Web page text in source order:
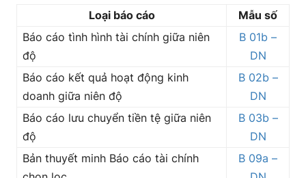
Loại báo cáo
Mẫu số
Báo cáo tình hình tài chính giữa niên
độ
B 01b –
DN
Báo cáo kết quả hoạt động kinh
doanh giữa niên độ
B 02b –
DN
Báo cáo lưu chuyển tiền tệ giữa niên
độ
B 03b –
DN
Bản thuyết minh Báo cáo tài chính
B 09a –